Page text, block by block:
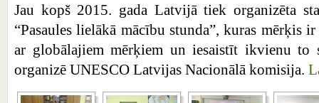
Jau kopš 2015. gada Latvijā tiek organizēta
“Pasaules lielākā mācību stunda”, kuras mērķis
ar globālajiem mērķiem un iesaistīt ikvienu to
organizē UNESCO Latvijas Nacionālā komisija.